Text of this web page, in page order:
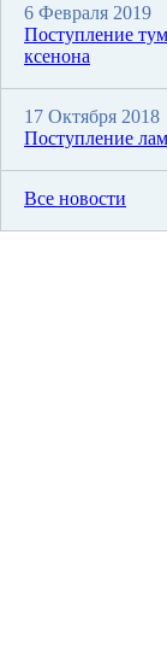
6 Февраля 2019
Поступление
ксенона
17 Октября 2018
Поступление
Все новости